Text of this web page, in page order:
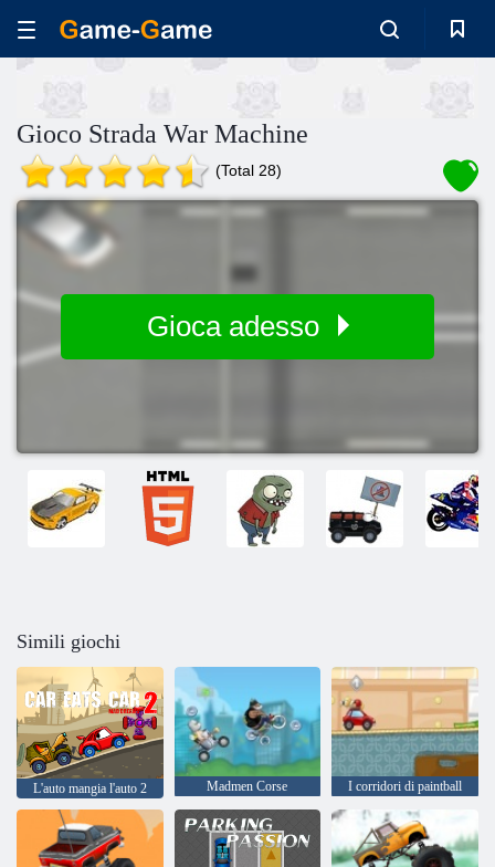
Gioco Strada War Machine
(Total 28)
Gioca adesso
Simili giochi
L'auto mangia l'auto 2 Madmen Corse I corridori di paintball